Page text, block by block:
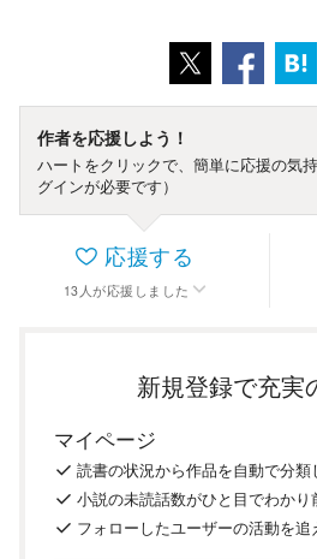
作者を応援しよう！
ハートをクリックで、簡単に応援の気
グインが必要です）
応援する
13 人 が応援しました
新規登録で充実
マイページ
読書の状況から作品を自動で分類
小説の未読話数がひと目でわかり
フォローしたユーザーの活動を追